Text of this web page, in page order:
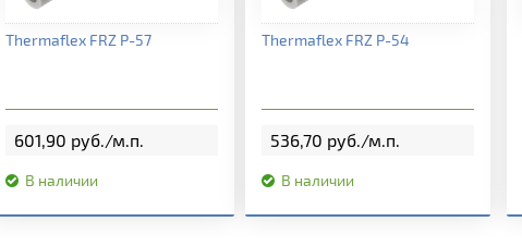
Подробная информация
Thermaflex FRZ P-57
601,90 руб./м.п.
В наличии
Подробная информация
Thermaflex FRZ P-54
536,70 руб./м.п.
В наличии